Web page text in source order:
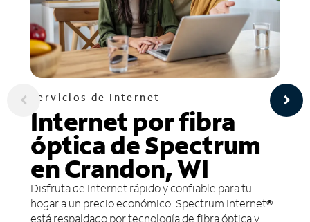
Servicios de Internet
Internet por fibra
óptica de Spectrum
en Crandon, WI
Disfruta de Internet rápido y confiable para tu
hogar a un precio económico. Spectrum Internet®
está respaldado por tecnología de fibra óptica y